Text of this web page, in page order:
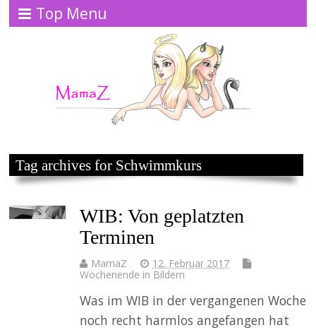
Top Menu
Tag archives for Schwimmkurs
WIB: Von geplatzten
Terminen
MamaZ
12. Februar 2017
Wochenende in Bildern
Was im WIB in der vergangenen Woche
noch recht harmlos angefangen hat